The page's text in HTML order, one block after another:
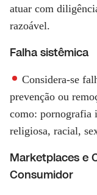
atuar com
razoável.
Falha sistêmica
Considera-se
prevenção ou
como: pornografia
religiosa, racial,
Marketplaces e
Consumidor